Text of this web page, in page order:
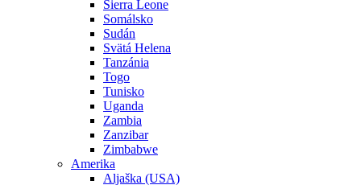
Sierra Leone
Somálsko
Sudán
Svätá Helena
Tanzánia
Togo
Tunisko
Uganda
Zambia
Zanzibar
Zimbabwe
Amerika
Aljaška (USA)